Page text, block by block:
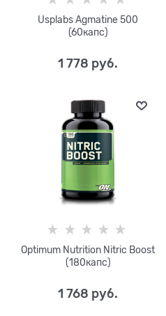
Usplabs Agmatine 500
(60капс)
1 778 руб.
Optimum Nutrition Nitric Boost
(180капс)
1 768 руб.